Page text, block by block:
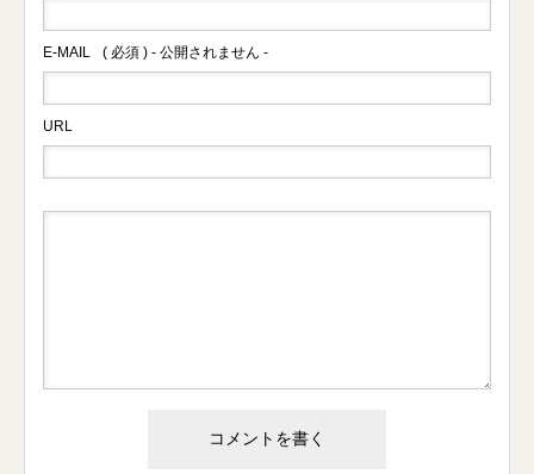
E-MAIL ( 必須 ) - 公開されません -
URL